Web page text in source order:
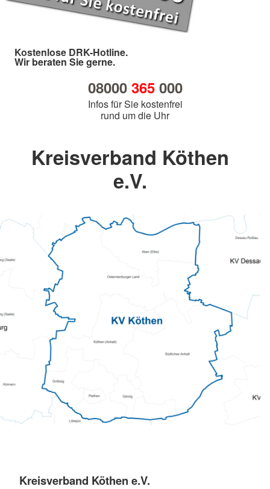
Kostenlose DRK-Hotline.
Wir beraten Sie gerne.
08000 365000
Infos für Sie kostenfrei
rund um die Uhr
Kreisverband Köthen
e.V.
Kreisverband Köthen e.V.